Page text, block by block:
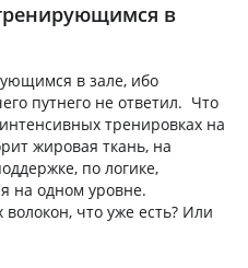
в
в зале, ибо
путнего не ответил. Что
тренировках на
жировая ткань, на
по логике,
на одном уровне.
что уже есть? Или